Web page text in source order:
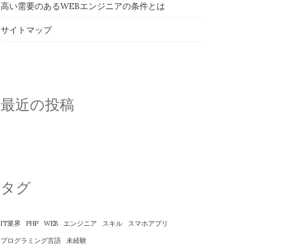
高い需要のあるWEBエンジニアの条件とは
サイトマップ
最近の投稿
タグ
IT業界 PHP WEB エンジニア スキル
スマホアプリ
プログラミング言語
未経験